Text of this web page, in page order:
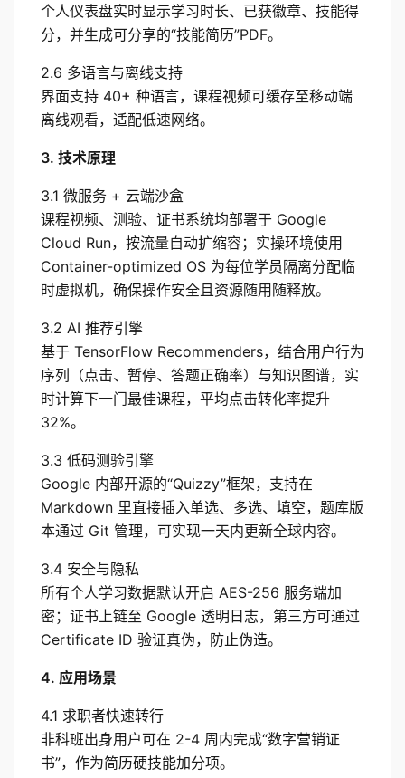
个人仪表盘实时显示学习时长、已获徽章、技能得
分，并生成可分享的“技能简历”PDF。
2.6 多语言与离线支持
界面支持 40+ 种语言，课程视频可缓存至移动端
离线观看，适配低速网络。
3. 技术原理
3.1 微服务 + 云端沙盒
课程视频、测验、证书系统均部署于 Google
Cloud Run，按流量自动扩缩容；实操环境使用
Container-optimized OS 为每位学员隔离分配临
时虚拟机，确保操作安全且资源随用随释放。
3.2 AI 推荐引擎
基于 TensorFlow Recommenders，结合用户行为
序列（点击、暂停、答题正确率）与知识图谱，实
时计算下一门最佳课程，平均点击转化率提升
32%。
3.3 低码测验引擎
Google 内部开源的“Quizzy”框架，支持在
Markdown 里直接插入单选、多选、填空，题库版
本通过 Git 管理，可实现一天内更新全球内容。
3.4 安全与隐私
所有个人学习数据默认开启 AES-256 服务端加
密；证书上链至 Google 透明日志，第三方可通过
Certificate ID 验证真伪，防止伪造。
4. 应用场景
4.1 求职者快速转行
非科班出身用户可在 2-4 周内完成“数字营销证
书”，作为简历硬技能加分项。